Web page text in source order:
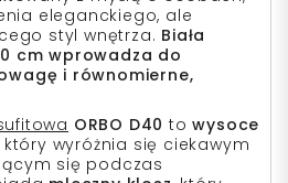
eleganckiego, ale
styl wnętrza. Biała
cm wprowadza do
i równomierne,
ORBO D40 towysoce
który wyróżnia się ciekawym
się podczas